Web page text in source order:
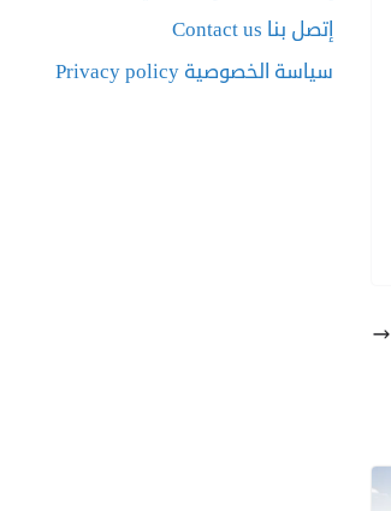
إتصل بنا Contact us
سياسة الخصوصية Privacy policy